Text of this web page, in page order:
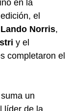
en la
el
Lando Norris,
y el
completaron el
un
líder de la